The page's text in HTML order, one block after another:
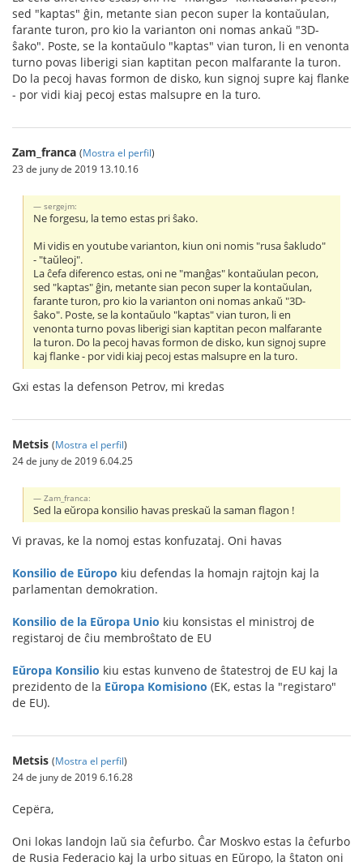
sed "kaptas" ĝin, metante sian pecon super la kontaŭulan,
farante turon, pro kio la varianton oni nomas ankaŭ "3D-
ŝako". Poste, se la kontaŭulo "kaptas" vian turon, li en venonta
turno povas liberigi sian kaptitan pecon malfarante la turon.
Do la pecoj havas formon de disko, kun signoj supre kaj flanke
- por vidi kiaj pecoj estas malsupre en la turo.
Zam_franca (Mostra el perfil)
23 de juny de 2019 13.10.16
sergejm:
Ne forgesu, la temo estas pri ŝako.
Mi vidis en youtube varianton, kiun oni nomis "rusa ŝakludo"
- "taŭleoj".
La ĉefa diferenco estas, oni ne "manĝas" kontaŭulan pecon,
sed "kaptas" ĝin, metante sian pecon super la kontaŭulan,
farante turon, pro kio la varianton oni nomas ankaŭ "3D-
ŝako". Poste, se la kontaŭulo "kaptas" vian turon, li en
venonta turno povas liberigi sian kaptitan pecon malfarante
la turon. Do la pecoj havas formon de disko, kun signoj supre
kaj flanke - por vidi kiaj pecoj estas malsupre en la turo.
Gxi estas la defenson Petrov, mi kredas
Metsis (Mostra el perfil)
24 de juny de 2019 6.04.25
Zam_franca:
Sed la eŭropa konsilio havas preskaŭ la saman flagon !
Vi pravas, ke la nomoj estas konfuzataj. Oni havas
Konsilio de Eŭropo kiu defendas la homajn rajtojn kaj la
parlamentan demokration.
Konsilio de la Eŭropa Unio kiu konsistas el ministroj de
registaroj de ĉiu membroŝtato de EU
Eŭropa Konsilio kiu estas kunveno de ŝtatestroj de EU kaj la
prezidento de la Eŭropa Komisiono (EK, estas la "registaro"
de EU).
Metsis (Mostra el perfil)
24 de juny de 2019 6.16.28
Серёга,
Oni lokas landojn laŭ sia ĉefurbo. Ĉar Moskvo estas la ĉefurbo
de Rusia Federacio kaj la urbo situas en Eŭropo, la ŝtaton oni